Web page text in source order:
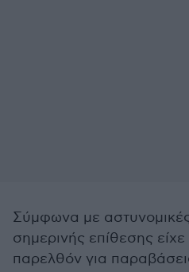
Σύμφωνα με
σημερινής επίθεσης
παρελθόν για